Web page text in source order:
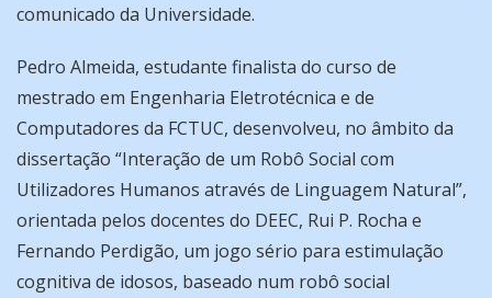
comunicado da Universidade.
Pedro Almeida, estudante finalista do curso de
mestrado em Engenharia Eletrotécnica e de
Computadores da FCTUC, desenvolveu, no âmbito da
dissertação “Interação de um Robô Social com
Utilizadores Humanos através de Linguagem Natural”,
orientada pelos docentes do DEEC, Rui P. Rocha e
Fernando Perdigão, um jogo sério para estimulação
cognitiva de idosos, baseado num robô social